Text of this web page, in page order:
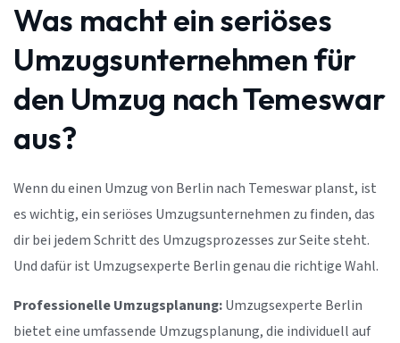
Was macht ein seriöses
Umzugsunternehmen für
den Umzug nach Temeswar
aus?
Wenn du einen Umzug von Berlin nach Temeswar planst, ist
es wichtig, ein seriöses Umzugsunternehmen zu finden, das
dir bei jedem Schritt des Umzugsprozesses zur Seite steht.
Und dafür ist Umzugsexperte Berlin genau die richtige Wahl.
Professionelle Umzugsplanung:Umzugsexperte Berlin
bietet eine umfassende Umzugsplanung, die individuell auf